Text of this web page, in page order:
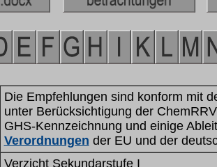
Die Empfehlungen sind konform mit
unter Berücksichtigung der ChemRRV
GHS-Kennzeichnung und einige
Verordnungen der EU und der
Verzicht Sekundarstufe I